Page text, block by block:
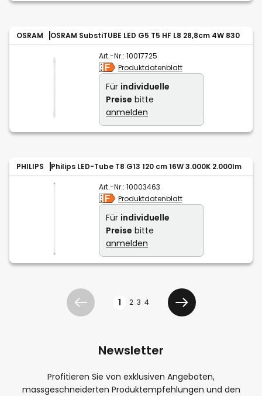
OSRAM OSRAM SubstiTUBE LED G5 T5 HF L8 28,8cm 4W 830
Art.-Nr.: 10017725
Produktdatenblatt
Für individuelle
Preise bitte
anmelden
PHILIPS Philips LED-Tube T8 G13 120 cm 16W 3.000K 2.000lm
Art.-Nr.: 10003463
Produktdatenblatt
Für individuelle
Preise bitte
anmelden
Zurück 1 2 3 4
Weiter
Newsletter
Profitieren Sie von exklusiven Angeboten,
massgeschneiderten Produktempfehlungen und den